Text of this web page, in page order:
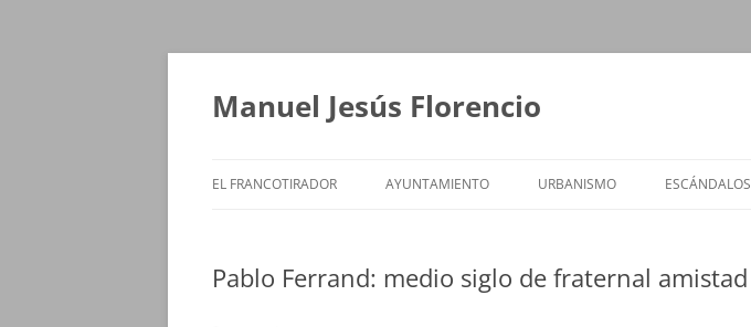
Saltar
Manuel Jesús Florencio
EL FRANCOTIRADOR AYUNTAMIENTO URBANISMO ESCÁNDALOS
Pablo Ferrand: medio siglo de fraternal amistad